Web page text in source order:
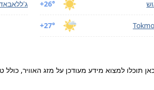
+26°
+27°
תוכלו למצוא מידע מעודכן על מזג האוויר,